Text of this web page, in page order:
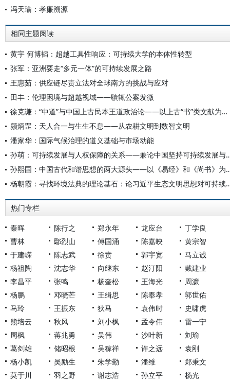
冯天瑜：孝廉溯源
相同主题阅读
黄宇 何博韬：超越工具性响应：可持续大学的本体性转型
张军：亚洲要走“多元一体”的可持续发展之路
王惠茹：供应链尽责立法对全球南方的挑战与应对
田丰：伦理困境与超越视域——聵辄公案发微
徐克谦：“中道”与中国上古民本王道政治论——以上古“书”类文献为考察中心
颜炳罡：天人合一与生生不息——从农耕文明到数智文明
潘家华：国际气候治理的道义基础与市场动能
孙萌：可持续发展与人权保障的关
孙熙国：中国古代和谐思想的
杨朝霞：寻找环境法典的理论基
热门专栏
秦晖 陈行之 郑永年 龙应台
丁学良
曹林
鄢烈山 傅国涌 陈嘉映
黄宗智
于建嵘
陈志武 徐贲 郭宇宽
马立诚
杨祖陶
沈志华 向继东 赵汀阳
戴建业
李昌平
张鸣 杨奎松 王海光
周濂
杨鹏
邓晓芒 王缉思 陈奉孝
郭世佑
马玲
王振东 狄马 袁伟时
史啸虎
熊培云
秋风 刘小枫 孟令伟
雷一宁
周枫
蒋兆勇 吴伟 沙叶新
刘瑜
葛剑雄
储昭根 吴稼祥 许之远
袁刚
杨小凯
吴励生 朱学勤 潘维
郑秉文
莫于川
羽之野 谢志浩 孙立平 杨光